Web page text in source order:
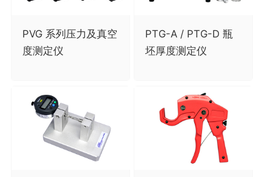
PVG 系列压力及真空
度测定仪
PTG-A / PTG-D 瓶
坯厚度测定仪